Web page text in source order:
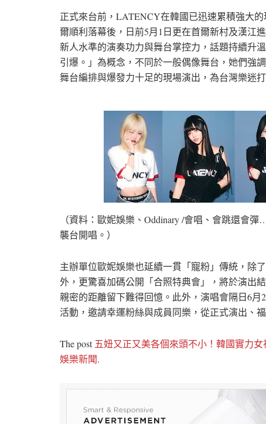
正式來台前，LATENCY在韓國已迅速累積強大
爾順利落幕後，日前5月1日更在首爾新村及漢江
新人水準的演奏功力與舞台掌控力，話題持續升
引爆。」為概念，不同於一般偶像舞台，她們強
舞台編排與爆發力十足的現場演出，為台灣樂迷
（資料：歐妮娛樂、Oddinary /會唱、會跳還會
襲台開唱。）
主辦單位歐妮娛樂也延續一貫「寵粉」傳統，除
外，更驚喜加碼公開「合照特典會」，將於演出
親密的距離留下難得回憶。此外，演唱會隔日6
活動，邀請幸運粉絲與成員同樂，從正式演出、
The post 五妞又正又美各個來頭不小！韓國實力
娛樂新聞.